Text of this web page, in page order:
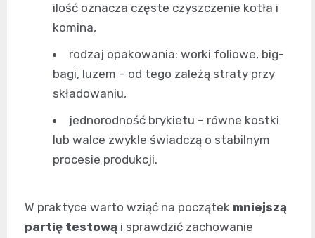
ilość oznacza częste czyszczenie kotła i
komina,
rodzaj opakowania: worki foliowe, big-
bagi, luzem – od tego zależą straty przy
składowaniu,
jednorodność brykietu – równe kostki
lub walce zwykle świadczą o stabilnym
procesie produkcji.
W praktyce warto wziąć na początek mniejszą
partię testową i sprawdzić zachowanie